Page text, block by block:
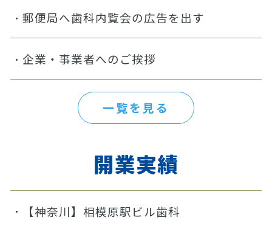
郵便局へ歯科内覧会の広告を出す
企業・事業者へのご挨拶
一覧を見る
開業実績
【神奈川】相模原駅ビル歯科